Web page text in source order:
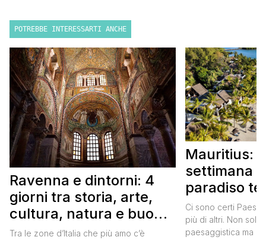
POTREBBE INTERESSARTI ANCHE
Ravenna e dintorni: 4
giorni tra storia, arte,
cultura, natura e buon
cibo
Tra le zone d’Italia che più amo c’è
Mauritius:
settimana
paradiso
Itinerario
Ci sono certi Paesi
più di altri. Non
paesaggistica ma